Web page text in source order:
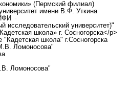
(Пермский филиал)
имени В.Ф. Уткина
университет)"
школа» г. Сосногорска</p>
школа" г.Сосногорска
Ломоносова"
Ломоносова"